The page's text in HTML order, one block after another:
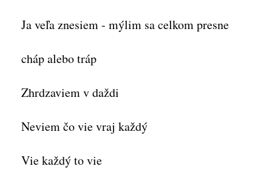
Ja veľa znesiem - mýlim sa celkom presne
cháp alebo tráp
Zhrdzaviem v daždi
Neviem čo vie vraj každý
Vie každý to vie